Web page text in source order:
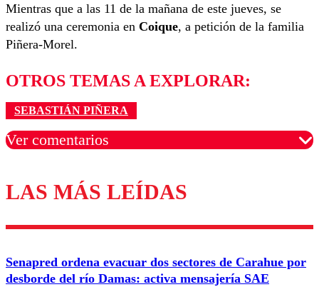
Mientras que a las 11 de la mañana de este jueves, se
realizó una ceremonia en Coique, a petición de la familia
Piñera-Morel.
OTROS TEMAS A EXPLORAR:
SEBASTIÁN PIÑERA
Ver comentarios
Los comentarios son moderados para garantizar un
diálogo respetuoso.
Correo
LAS MÁS LEÍDAS
Senapred ordena evacuar dos sectores de Carahue por
desborde del río Damas: activa mensajería SAE